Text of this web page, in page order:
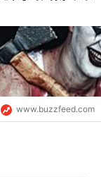
www.buzzfeed.com